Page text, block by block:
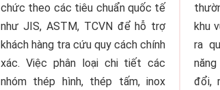
chức theo các tiêu chuẩn quốc tế
như JIS, ASTM, TCVN để hỗ trợ
khách hàng tra cứu quy cách chính
xác. Việc phân loại chi tiết các
nhóm thép hình, thép tấm, inox
khu
ra
đổi,